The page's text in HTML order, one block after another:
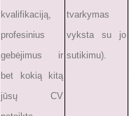
kvalifikaciją,
profesinius
gebėjimus ir
bet kokią kitą
jūsų CV
tvarkymas
vyksta su jo
sutikimu).